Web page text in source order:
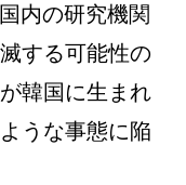
内の研究機関
する可能性の
韓国に生まれ
うな事態に陥